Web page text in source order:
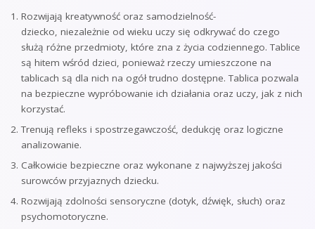
Rozwijają kreatywność oraz samodzielność-
dziecko, niezależnie od wieku uczy się odkrywać do czego
służą różne przedmioty, które zna z życia codziennego. Tablice
są hitem wśród dzieci, ponieważ rzeczy umieszczone na
tablicach są dla nich na ogół trudno dostępne. Tablica pozwala
na bezpieczne wypróbowanie ich działania oraz uczy, jak z nich
korzystać.
Trenują refleks i spostrzegawczość, dedukcję oraz logiczne
analizowanie.
Całkowicie bezpieczne oraz wykonane z najwyższej jakości
surowców przyjaznych dziecku.
Rozwijają zdolności sensoryczne (dotyk, dźwięk, słuch) oraz
psychomotoryczne.